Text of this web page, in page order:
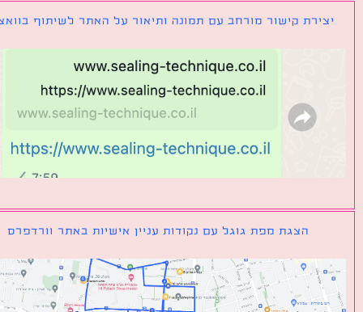
קישור מורחב עם תמונה ותיאור על האתר לשיתוף בוואצאפ
הצגת מפת גוגל עם נקודות עניין אישיות באתר וורדפרס